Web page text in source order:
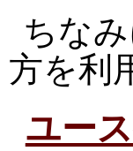
ちな
方を利
ユー